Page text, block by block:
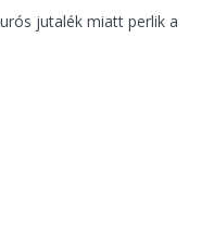
jutalék miatt perlik a